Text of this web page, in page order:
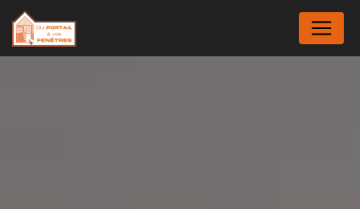
Panneau de gestion des cookies